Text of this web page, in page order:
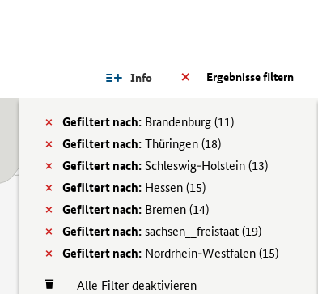
Ergebnisse filtern
Info
Gefiltert nach: Brandenburg (11)
Gefiltert nach: Thüringen (18)
Gefiltert nach: Schleswig-Holstein (13)
Gefiltert nach: Hessen (15)
Gefiltert nach: Bremen (14)
Gefiltert nach: sachsen__freistaat (19)
Gefiltert nach: Nordrhein-Westfalen (15)
Alle Filter deaktivieren